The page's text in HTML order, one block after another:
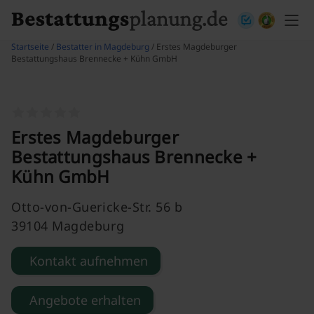
Startseite / Bestatter in Magdeburg / Erstes Magdeburger
Bestattungshaus Brennecke + Kühn GmbH
Erstes Magdeburger
Bestattungshaus Brennecke +
Kühn GmbH
Otto-von-Guericke-Str. 56 b
39104 Magdeburg
Kontakt aufnehmen
Angebote erhalten